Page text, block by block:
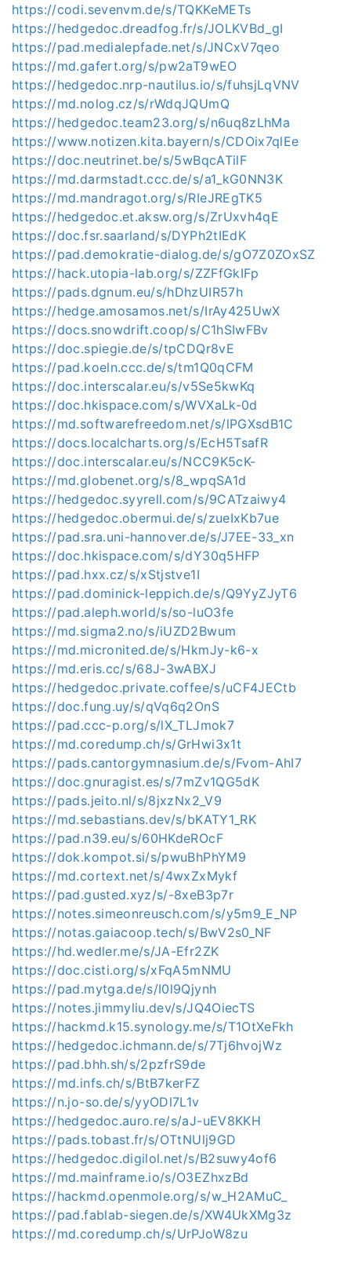
https://codi.sevenvm.de/s/TQKKeMETs
https://hedgedoc.dreadfog.fr/s/JOLKVBd_gI
https://pad.medialepfade.net/s/JNCxV7qeo
https://md.gafert.org/s/pw2aT9wEO
https://hedgedoc.nrp-nautilus.io/s/fuhsjLqVNV
https://md.nolog.cz/s/rWdqJQUmQ
https://hedgedoc.team23.org/s/n6uq8zLhMa
https://www.notizen.kita.bayern/s/CDOix7qlEe
https://doc.neutrinet.be/s/5wBqcATilF
https://md.darmstadt.ccc.de/s/a1_kG0NN3K
https://md.mandragot.org/s/RIeJREgTK5
https://hedgedoc.et.aksw.org/s/ZrUxvh4qE
https://doc.fsr.saarland/s/DYPh2tIEdK
https://pad.demokratie-dialog.de/s/gO7Z0ZOxSZ
https://hack.utopia-lab.org/s/ZZFfGkIFp
https://pads.dgnum.eu/s/hDhzUIR57h
https://hedge.amosamos.net/s/IrAy425UwX
https://docs.snowdrift.coop/s/C1hSIwFBv
https://doc.spiegie.de/s/tpCDQr8vE
https://pad.koeln.ccc.de/s/tm1Q0qCFM
https://doc.interscalar.eu/s/v5Se5kwKq
https://doc.hkispace.com/s/WVXaLk-0d
https://md.softwarefreedom.net/s/lPGXsdB1C
https://docs.localcharts.org/s/EcH5TsafR
https://doc.interscalar.eu/s/NCC9K5cK-
https://md.globenet.org/s/8_wpqSA1d
https://hedgedoc.syyrell.com/s/9CATzaiwy4
https://hedgedoc.obermui.de/s/zueIxKb7ue
https://pad.sra.uni-hannover.de/s/J7EE-33_xn
https://doc.hkispace.com/s/dY30q5HFP
https://pad.hxx.cz/s/xStjstve1I
https://pad.dominick-leppich.de/s/Q9YyZJyT6
https://pad.aleph.world/s/so-luO3fe
https://md.sigma2.no/s/iUZD2Bwum
https://md.micronited.de/s/HkmJy-k6-x
https://md.eris.cc/s/68J-3wABXJ
https://hedgedoc.private.coffee/s/uCF4JECtb
https://doc.fung.uy/s/qVq6q2OnS
https://pad.ccc-p.org/s/lX_TLJmok7
https://md.coredump.ch/s/GrHwi3x1t
https://pads.cantorgymnasium.de/s/Fvom-AhI7
https://doc.gnuragist.es/s/7mZv1QG5dK
https://pads.jeito.nl/s/8jxzNx2_V9
https://md.sebastians.dev/s/bKATY1_RK
https://pad.n39.eu/s/60HKdeROcF
https://dok.kompot.si/s/pwuBhPhYM9
https://md.cortext.net/s/4wxZxMykf
https://pad.gusted.xyz/s/-8xeB3p7r
https://notes.simeonreusch.com/s/y5m9_E_NP
https://notas.gaiacoop.tech/s/BwV2s0_NF
https://hd.wedler.me/s/JA-Efr2ZK
https://doc.cisti.org/s/xFqA5mNMU
https://pad.mytga.de/s/I0l9Qjynh
https://notes.jimmyliu.dev/s/JQ4OiecTS
https://hackmd.k15.synology.me/s/T1OtXeFkh
https://hedgedoc.ichmann.de/s/7Tj6hvojWz
https://pad.bhh.sh/s/2pzfrS9de
https://md.infs.ch/s/BtB7kerFZ
https://n.jo-so.de/s/yyODl7L1v
https://hedgedoc.auro.re/s/aJ-uEV8KKH
https://pads.tobast.fr/s/OTtNUlj9GD
https://hedgedoc.digilol.net/s/B2suwy4of6
https://md.mainframe.io/s/O3EZhxzBd
https://hackmd.openmole.org/s/w_H2AMuC_
https://pad.fablab-siegen.de/s/XW4UkXMg3z
https://md.coredump.ch/s/UrPJoW8zu